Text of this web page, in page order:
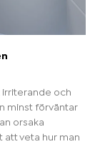
irriterande och
minst förväntar
orsaka
att veta hur man